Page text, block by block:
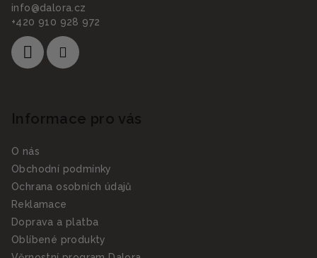
info@dalora.cz
+420 910 928 972
Informace pro vás
O nás
Obchodní podmínky
Ochrana osobních údajů
Reklamace
Doprava a platba
Oblíbené produkty